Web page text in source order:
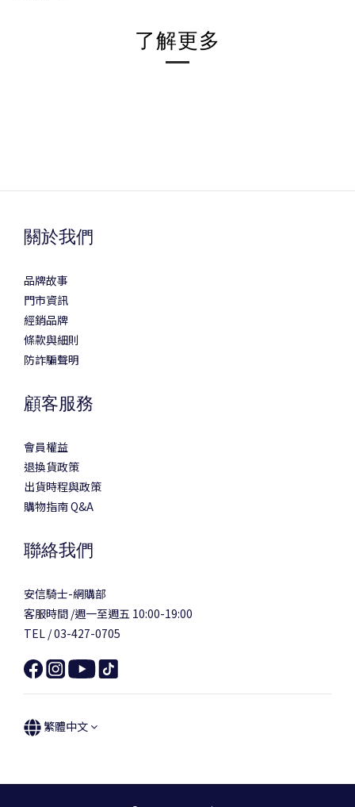
了解更多
關於我們
品牌故事
門市資訊
經銷品牌
條款與細則
防詐騙聲明
顧客服務
會員權益
退換貨政策
出貨時程與政策
購物指南 Q&A
聯絡我們
安信騎士-網購部
客服時間 /週一至週五 10:00-19:00
TEL / 03-427-0705
繁體中文